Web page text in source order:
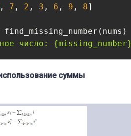
, 7 , 2 , 3 , 6 , 9 , 8]
число:
суммы